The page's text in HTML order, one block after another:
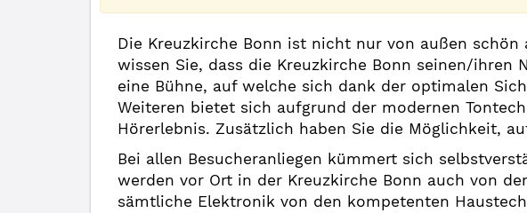
Die Kreuzkirche Bonn ist nicht nur von außen schön
wissen Sie, dass die Kreuzkirche Bonn seinen/
eine Bühne, auf welche sich dank der optimalen
Weiteren bietet sich aufgrund der modernen
Hörerlebnis. Zusätzlich haben Sie die Möglichkeit,
Bei allen Besucheranliegen kümmert sich
werden vor Ort in der Kreuzkirche Bonn auch von
sämtliche Elektronik von den kompetenten